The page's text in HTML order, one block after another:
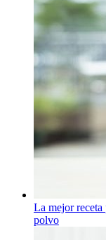
La mejor receta
polvo